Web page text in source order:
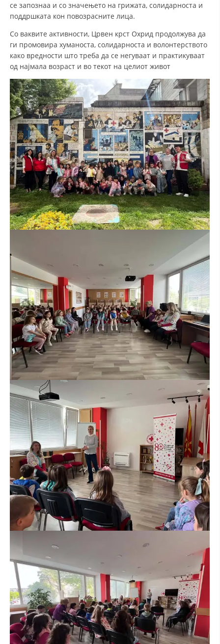
СОЦИЈАЛНО ХУМАНИТАРНА ДЕЈНОСТ
ПОДГОТВЕНОСТ И ДЕЈСТВО ПРИ КАТАСТРОФИ
ТИМОВИ НА ООЦК ОХРИД
ПРОЕКТИ – ПОДГОТВЕНОСТ И ДЕЈСТВУВАЊЕ ПРИ КАТАСТРОФИ
ОДНОСИ СО ЈАВНОСТ
ИСТРАЖУВАЊЕ НА ЈАВНО МИСЛЕЊЕ
МЕЃУНАРОДНА СОРАБОТКА
ЗНАЧЕЊЕ НА СЛУЖБАТА ЗА БАРАЊЕ
ФОРМУЛАРИ ЗА БАРАЊА
ЗДРАВСТВЕНО ПРЕВЕНТИВНА ДЕЈНОСТ
ИНФОРМАЦИИ ЗА БОЛЕСТИ
МЕНАЏМЕНТ НА ВОЛОНТЕРИ
ЗА НАС
ДЕЈСТВУВАЊЕ
СТРАТЕГИИ
ЕДУКАТИВНО ИНФОРМАТИВНИ МАТЕРИЈАЛИ
БРОШУРИ
ПОСТЕРИ
ПРЕЗЕНТАЦИИ
се запознаа и со значењето на грижата, солидарноста и
поддршката кон повозрасните лица.
Со ваквите активности, Црвен крст Охрид продолжува да
ги промовира хуманоста, солидарноста и волонтерството
како вредности што треба да се негуваат и практикуваат
од најмала возраст и во текот на целиот живот